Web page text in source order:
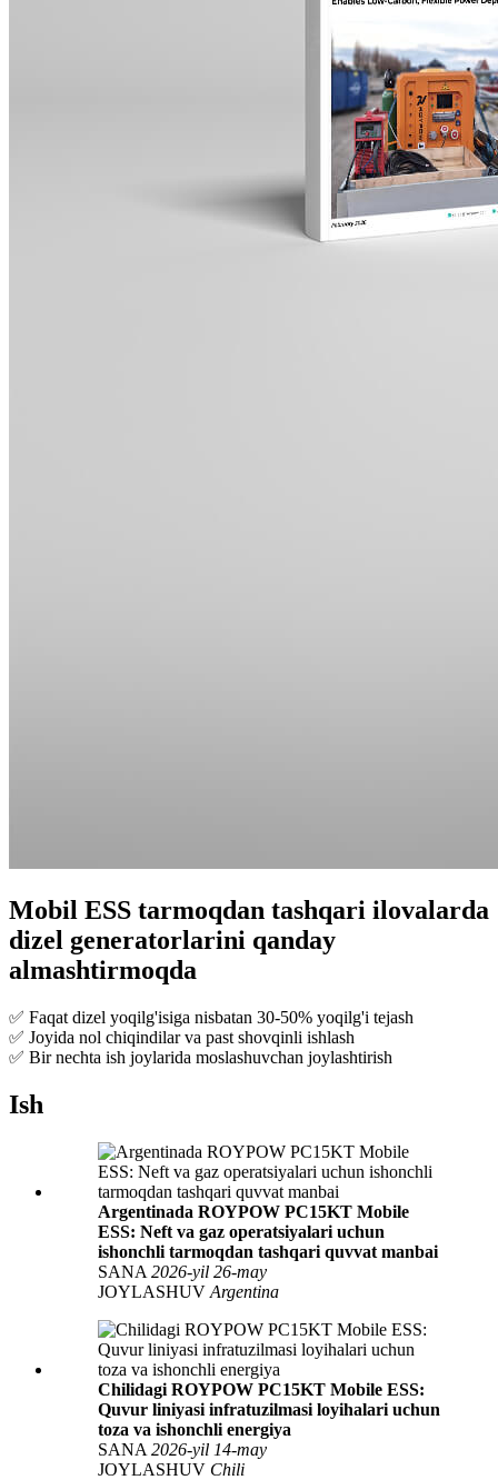
Mobil ESS tarmoqdan tashqari ilovalarda
dizel generatorlarini qanday
almashtirmoqda
✅ Faqat dizel yoqilg'isiga nisbatan 30-50% yoqilg'i tejash
✅ Joyida nol chiqindilar va past shovqinli ishlash
✅ Bir nechta ish joylarida moslashuvchan joylashtirish
Ish
Argentinada ROYPOW PC15KT Mobile
ESS: Neft va gaz operatsiyalari uchun
ishonchli tarmoqdan tashqari quvvat manbai
SANA 2026-yil 26-may
JOYLASHUV Argentina
Chilidagi ROYPOW PC15KT Mobile ESS:
Quvur liniyasi infratuzilmasi loyihalari uchun
toza va ishonchli energiya
SANA 2026-yil 14-may
JOYLASHUV Chili